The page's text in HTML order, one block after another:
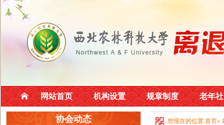
网站首页 机构设置 规章制度 老年
协会动态 您现在的位置 首页»